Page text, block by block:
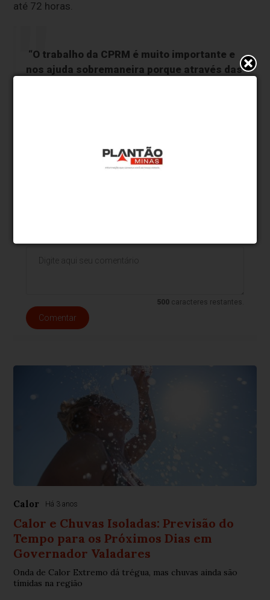
até 72 horas.
“O trabalho da CPRM é muito importante e
nos ajuda sobremaneira porque através das
500 caracteres restantes.
Comentar
Calor Há 3 anos
Calor e Chuvas Isoladas: Previsão do
Tempo para os Próximos Dias em
Governador Valadares
Onda de Calor Extremo dá trégua, mas chuvas ainda são
tímidas na região